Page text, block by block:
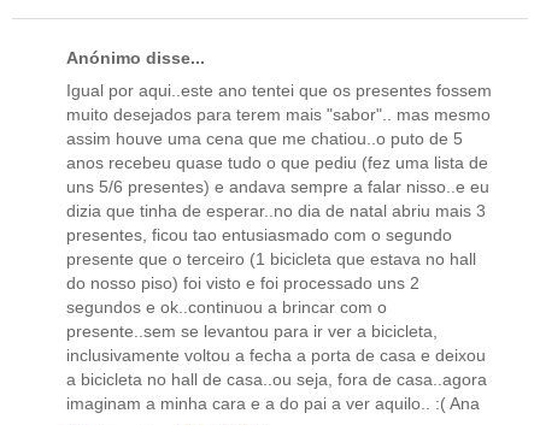
Anónimo disse...
Igual por aqui..este ano tentei que os presentes fossem
muito desejados para terem mais "sabor".. mas mesmo
assim houve uma cena que me chatiou..o puto de 5
anos recebeu quase tudo o que pediu (fez uma lista de
uns 5/6 presentes) e andava sempre a falar nisso..e eu
dizia que tinha de esperar..no dia de natal abriu mais 3
presentes, ficou tao entusiasmado com o segundo
presente que o terceiro (1 bicicleta que estava no hall
do nosso piso) foi visto e foi processado uns 2
segundos e ok..continuou a brincar com o
presente..sem se levantou para ir ver a bicicleta,
inclusivamente voltou a fecha a porta de casa e deixou
a bicicleta no hall de casa..ou seja, fora de casa..agora
imaginam a minha cara e a do pai a ver aquilo.. :( Ana